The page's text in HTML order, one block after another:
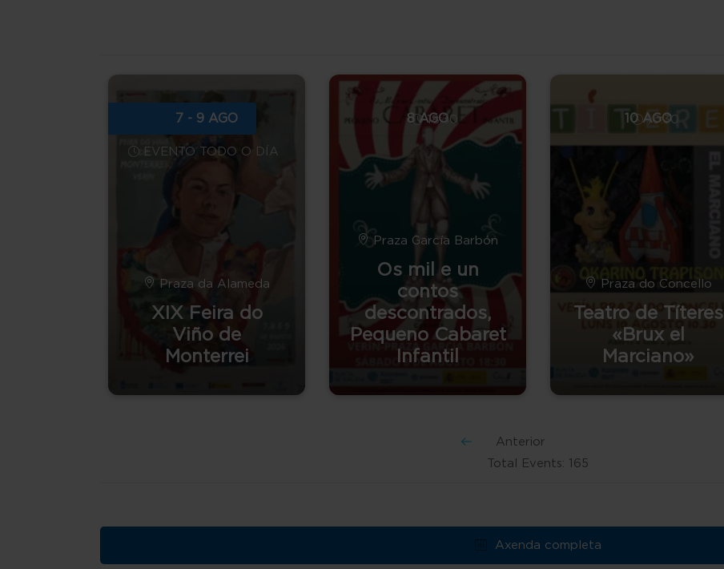
7 - 9 AGO
EVENTO TODO O DÍA
Praza da Alameda
XIX Feira do
Viño de
Monterrei
8 AGO
18:30
Praza García Barbón
Os mil e un
contos
descontrados,
Pequeno Cabaret
Infantil
10 AGO
10:30
Praza do Concello
Teatro de Títeres
«Brux el
Marciano»
Anterior
Total Events: 165
Axenda completa